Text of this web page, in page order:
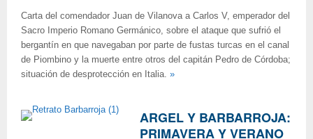
Carta del comendador Juan de Vilanova a Carlos V, emperador del
Sacro Imperio Romano Germánico, sobre el ataque que sufrió el
bergantín en que navegaban por parte de fustas turcas en el canal
de Piombino y la muerte entre otros del capitán Pedro de Córdoba;
situación de desprotección en Italia. »
ARGEL Y BARBARROJA:
PRIMAVERA Y VERANO